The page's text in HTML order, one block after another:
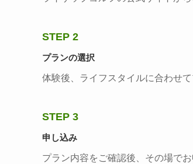
STEP 2
プランの選択
体験後、ライフスタイルに合わせ
STEP 3
申し込み
プラン内容をご確認後、その場で